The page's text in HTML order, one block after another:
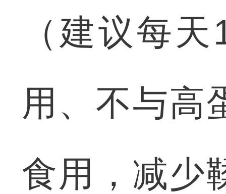
（建议每
用、不与高
食用，减少